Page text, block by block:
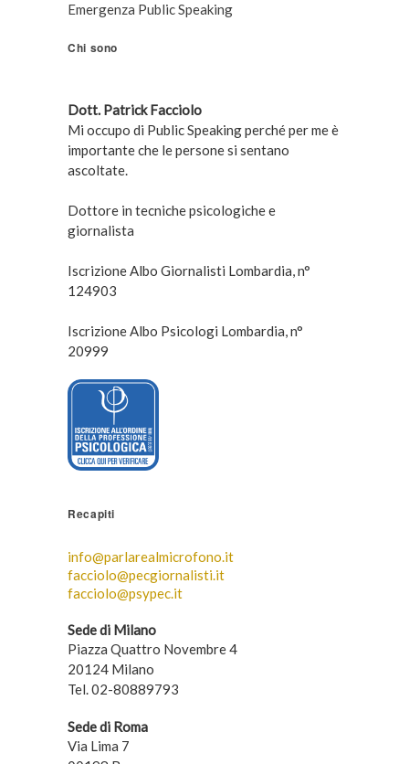
Emergenza Public Speaking
Chi sono
Dott. Patrick Facciolo
Mi occupo di Public Speaking perché per me è
importante che le persone si sentano
ascoltate.
Dottore in tecniche psicologiche e
giornalista
Iscrizione Albo Giornalisti Lombardia, n°
124903
Iscrizione Albo Psicologi Lombardia, n°
20999
Recapiti
info@parlarealmicrofono.it
facciolo@pecgiornalisti.it
facciolo@psypec.it
Sede di Milano
Piazza Quattro Novembre 4
20124 Milano
Tel. 02-80889793
Sede di Roma
Via Lima 7